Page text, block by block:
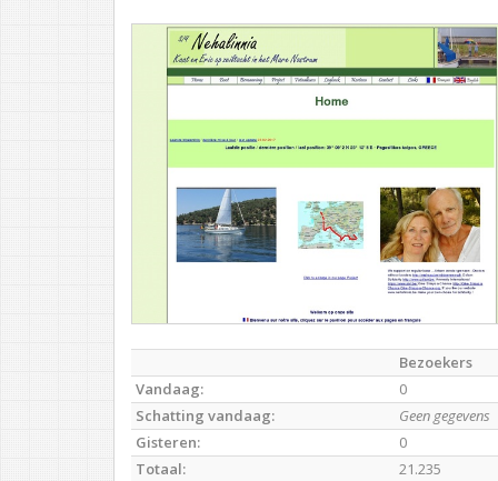
Bezoekers
Vandaag:
0
Schatting vandaag:
Geen gegevens
Gisteren:
0
Totaal:
21.235